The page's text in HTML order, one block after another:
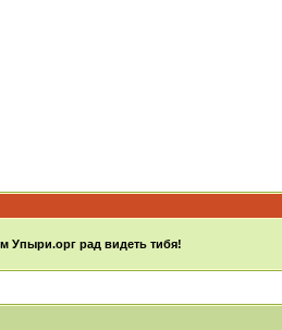
Упыри.орг рад видеть тибя!